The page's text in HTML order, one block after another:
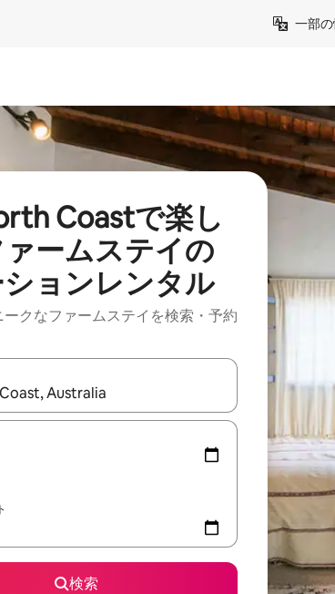
一部
Coastで楽し
ームステイの
ョンレンタル
クなファームステイを検索・予約
示されたら、上下の矢印キーを使って移動するか、画面
検索